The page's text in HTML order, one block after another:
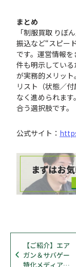
まとめ
「制服買取 りぼ
振込など“スピー
です。運営情報
件も明示してい
が実務的メリッ
リスト（状態／
なく進められま
合う選択肢です。
公式サイト：
【ご紹介】エア
ガン＆サバゲー
特化メディア